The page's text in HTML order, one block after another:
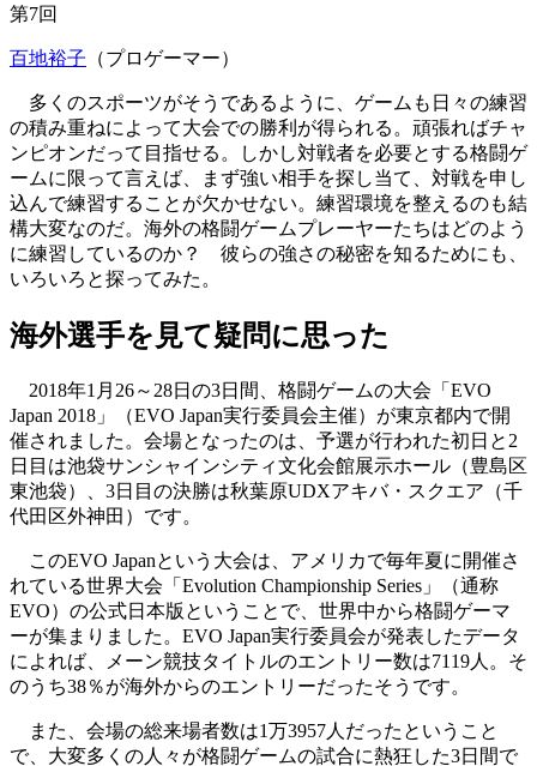
第7回
百地裕子 （プロゲーマー）
多くのスポーツがそうであるように、ゲームも日々の練習
の積み重ねによって大会での勝利が得られる。頑張ればチャ
ンピオンだって目指せる。しかし対戦者を必要とする格闘ゲ
ームに限って言えば、まず強い相手を探し当て、対戦を申し
込んで練習することが欠かせない。練習環境を整えるのも結
構大変なのだ。海外の格闘ゲームプレーヤーたちはどのよう
に練習しているのか？ 彼らの強さの秘密を知るためにも、
いろいろと探ってみた。
海外選手を見て疑問に思った
2018年1月26～28日の3日間、格闘ゲームの大会「EVO
Japan 2018」（EVO Japan実行委員会主催）が東京都内で開
催されました。会場となったのは、予選が行われた初日と2
日目は池袋サンシャインシティ文化会館展示ホール（豊島区
東池袋）、3日目の決勝は秋葉原UDXアキバ・スクエア（千
代田区外神田）です。
このEVO Japanという大会は、アメリカで毎年夏に開催さ
れている世界大会「Evolution Championship Series」（通称
EVO）の公式日本版ということで、世界中から格闘ゲーマ
ーが集まりました。EVO Japan実行委員会が発表したデータ
によれば、メーン競技タイトルのエントリー数は7119人。そ
のうち38％が海外からのエントリーだったそうです。
また、会場の総来場者数は1万3957人だったということ
で、大変多くの人々が格闘ゲームの試合に熱狂した3日間で